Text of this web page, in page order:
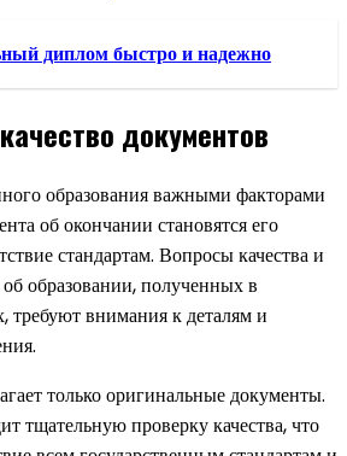
диплом быстро и надежно
документов
образования важными факторами
об окончании становятся его
стандартам. Вопросы качества и
образовании, полученных в
требуют внимания к деталям и
только оригинальные документы.
тщательную проверку качества, что